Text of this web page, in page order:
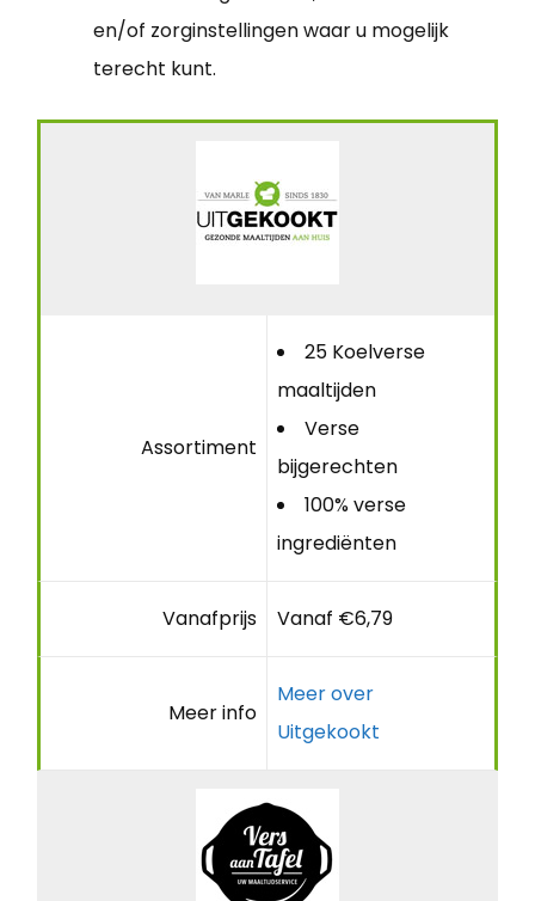
en/of zorginstellingen waar u mogelijk
terecht kunt.
Assortiment
25 Koelverse
maaltijden
Verse
bijgerechten
100% verse
ingrediënten
Vanafprijs Vanaf €6,79
Meer info
Meer over
Uitgekookt